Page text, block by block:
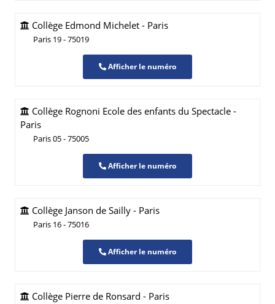
Collège Edmond Michelet - Paris
Paris 19 - 75019
Afficher le numéro
Collège Rognoni Ecole des enfants du Spectacle -
Paris
Paris 05 - 75005
Afficher le numéro
Collège Janson de Sailly - Paris
Paris 16 - 75016
Afficher le numéro
Collège Pierre de Ronsard - Paris